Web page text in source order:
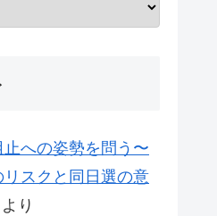
への姿勢を問う〜
スクと同日選の意
より